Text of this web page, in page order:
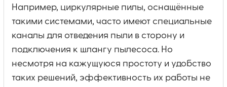
Например, циркулярные пилы, оснащённые
такими системами, часто имеют специальные
каналы для отведения пыли в сторону и
подключения к шлангу пылесоса. Но
несмотря на кажущуюся простоту и удобство
таких решений, эффективность их работы не